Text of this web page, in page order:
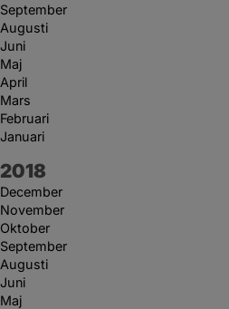
September
Augusti
Juni
Maj
April
Mars
Februari
Januari
År:
2018
December
November
Oktober
September
Augusti
Juni
Maj